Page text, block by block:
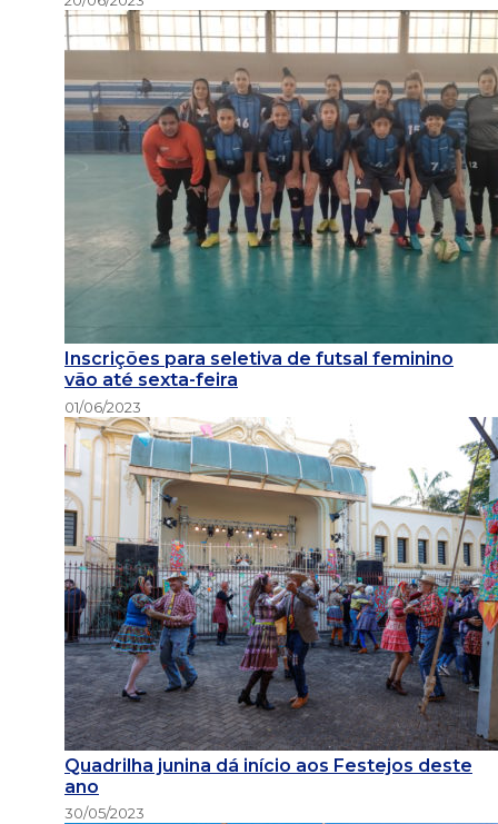
Inscrições para seletiva de futsal feminino
vão até sexta-feira
01/06/2023
Quadrilha junina dá início aos Festejos deste
ano
30/05/2023